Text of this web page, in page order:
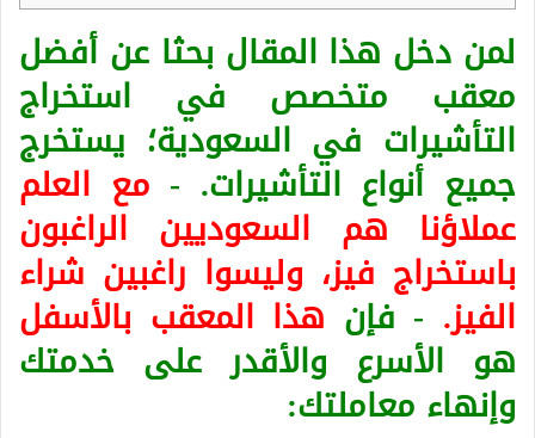
لمن دخل هذا المقال بحثا عن أفضل
معقب متخصص في استخراج
التأشيرات في السعودية؛ يستخرج
جميع أنواع التأشيرات. - مع العلم
عملاؤنا هم السعوديين الراغبون
باستخراج فيز، وليسوا راغبين شراء
الفيز. - فإن هذا المعقب بالأسفل
هو الأسرع والأقدر على خدمتك
وإنهاء معاملتك: